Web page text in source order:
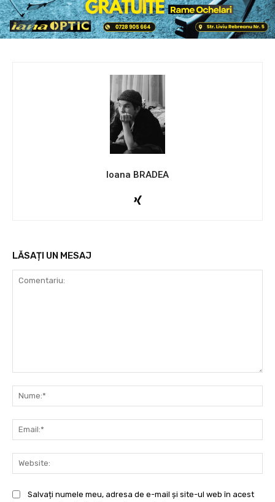
Ioana BRADEA
LĂSAȚI UN MESAJ
Salvați numele meu, adresa de e-mail și site-ul web în acest